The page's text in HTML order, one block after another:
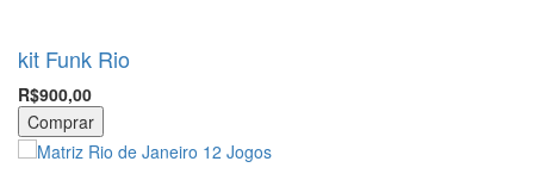
kit Funk Rio
R$900,00
Comprar